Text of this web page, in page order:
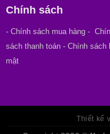
Chính sách
- Chính sách mua hàng -
sách thanh toán - Chính sách
mật
Thiết kế